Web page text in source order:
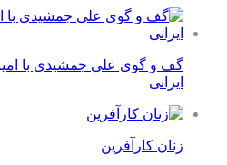
گف و گوی علی جمشیدی با
ایرانی
زنان کارآفرین